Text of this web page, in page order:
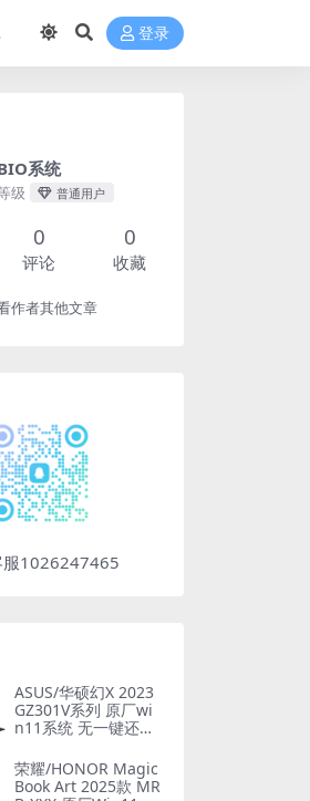
登录
系统
级 普通用户
0
评论
0
收藏
作者其他文章
服1026247465
ASUS/华硕幻X 2023
GZ301V系列 原厂wi
n11系统 无一键还原
荣耀/HONOR Magic
Book Art 2025款 MR